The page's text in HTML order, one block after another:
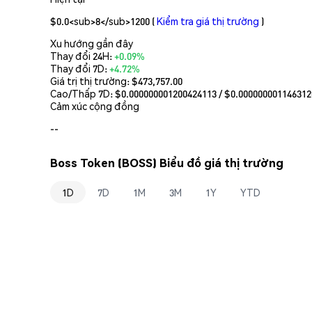
$0.0<sub>8</sub>1200 (Kiểm tra giá thị trường )
Xu hướng gần đây
Thay đổi 24H:+0.09%
Thay đổi 7D:+4.72%
Giá trị thị trường:$473,757.00
Cao/Thấp 7D: $0.000000001200424113 / $
Cảm xúc cộng đồng
--
Boss Token (BOSS) Biểu đồ giá thị trường
1D 7D 1M 3M 1Y YTD